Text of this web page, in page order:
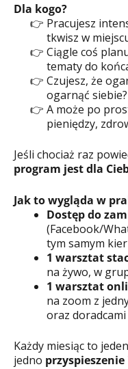
Dla kogo?
Pracujesz
tkwisz w
Ciągle coś
tematy do
Czujesz, że
ogarnąć siebie?
A może po
pieniędzy,
Jeśli chociaż raz
program jest dla
Jak to wygląda w
Dostęp do
(Facebook/
tym samym
1 warsztat
na żywo, w
1 warsztat
na zoom z
oraz
Każdy miesiąc to
jedno przyspieszenie